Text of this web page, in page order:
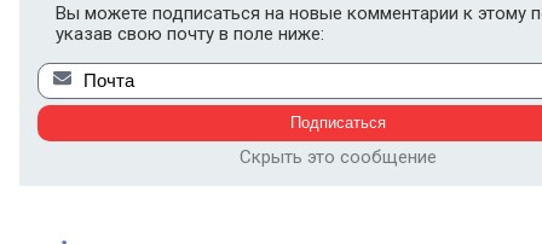
Вы можете подписаться на новые комментарии к этому
указав свою почту в поле ниже:
Скрыть это сообщение